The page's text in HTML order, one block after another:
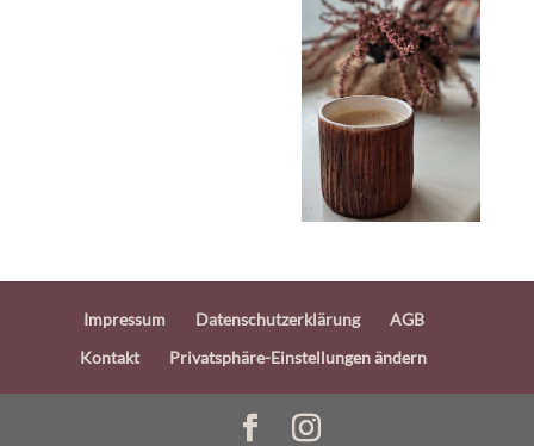
Impressum Datenschutzerklärung
AGB
Kontakt
Privatsphäre-Einstellungen ändern